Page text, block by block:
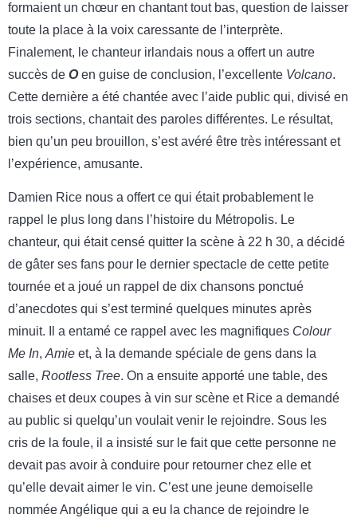
formaient un chœur en chantant tout bas, question de laisser
toute la place à la voix caressante de l’interprète.
Finalement, le chanteur irlandais nous a offert un autre
succès de Oen guise de conclusion, l’excellente Volcano.
Cette dernière a été chantée avec l’aide public qui, divisé en
trois sections, chantait des paroles différentes. Le résultat,
bien qu’un peu brouillon, s’est avéré être très intéressant et
l’expérience, amusante.
Damien Rice nous a offert ce qui était probablement le
rappel le plus long dans l’histoire du Métropolis. Le
chanteur, qui était censé quitter la scène à 22 h 30, a décidé
de gâter ses fans pour le dernier spectacle de cette petite
tournée et a joué un rappel de dix chansons ponctué
d’anecdotes qui s’est terminé quelques minutes après
minuit. Il a entamé ce rappel avec les magnifiques Colour
Me In,Amie et, à la demande spéciale de gens dans la
salle, Rootless Tree. On a ensuite apporté une table, des
chaises et deux coupes à vin sur scène et Rice a demandé
au public si quelqu’un voulait venir le rejoindre. Sous les
cris de la foule, il a insisté sur le fait que cette personne ne
devait pas avoir à conduire pour retourner chez elle et
qu’elle devait aimer le vin. C’est une jeune demoiselle
nommée Angélique qui a eu la chance de rejoindre le